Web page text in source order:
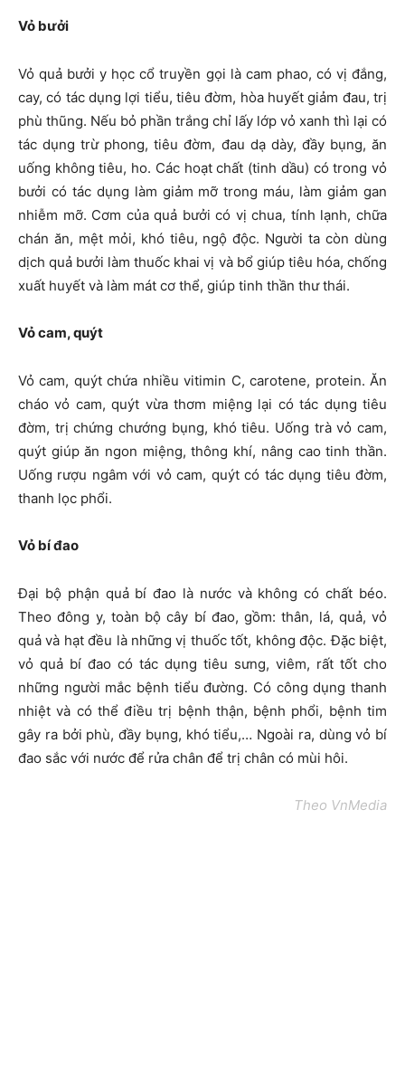
Vỏ bưởi
Vỏ quả bưởi y học cổ truyền gọi là cam phao, có vị đắng,
cay, có tác dụng lợi tiểu, tiêu đờm, hòa huyết giảm đau, trị
phù thũng. Nếu bỏ phần trắng chỉ lấy lớp vỏ xanh thì lại có
tác dụng trừ phong, tiêu đờm, đau dạ dày, đầy bụng, ăn
uống không tiêu, ho. Các hoạt chất (tinh dầu) có trong vỏ
bưởi có tác dụng làm giảm mỡ trong máu, làm giảm gan
nhiễm mỡ. Cơm của quả bưởi có vị chua, tính lạnh, chữa
chán ăn, mệt mỏi, khó tiêu, ngộ độc. Người ta còn dùng
dịch quả bưởi làm thuốc khai vị và bổ giúp tiêu hóa, chống
xuất huyết và làm mát cơ thể, giúp tinh thần thư thái.
Vỏ cam, quýt
Vỏ cam, quýt chứa nhiều vitimin C, carotene, protein. Ăn
cháo vỏ cam, quýt vừa thơm miệng lại có tác dụng tiêu
đờm, trị chứng chướng bụng, khó tiêu. Uống trà vỏ cam,
quýt giúp ăn ngon miệng, thông khí, nâng cao tinh thần.
Uống rượu ngâm với vỏ cam, quýt có tác dụng tiêu đờm,
thanh lọc phổi.
Vỏ bí đao
Đại bộ phận quả bí đao là nước và không có chất béo.
Theo đông y, toàn bộ cây bí đao, gồm: thân, lá, quả, vỏ
quả và hạt đều là những vị thuốc tốt, không độc. Đặc biệt,
vỏ quả bí đao có tác dụng tiêu sưng, viêm, rất tốt cho
những người mắc bệnh tiểu đường. Có công dụng thanh
nhiệt và có thể điều trị bệnh thận, bệnh phổi, bệnh tim
gây ra bởi phù, đầy bụng, khó tiểu,… Ngoài ra, dùng vỏ bí
đao sắc với nước để rửa chân để trị chân có mùi hôi.
Theo VnMedia